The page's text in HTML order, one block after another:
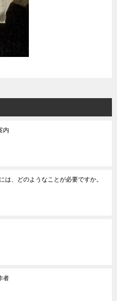
内
は、どのようなことが必要ですか。
者